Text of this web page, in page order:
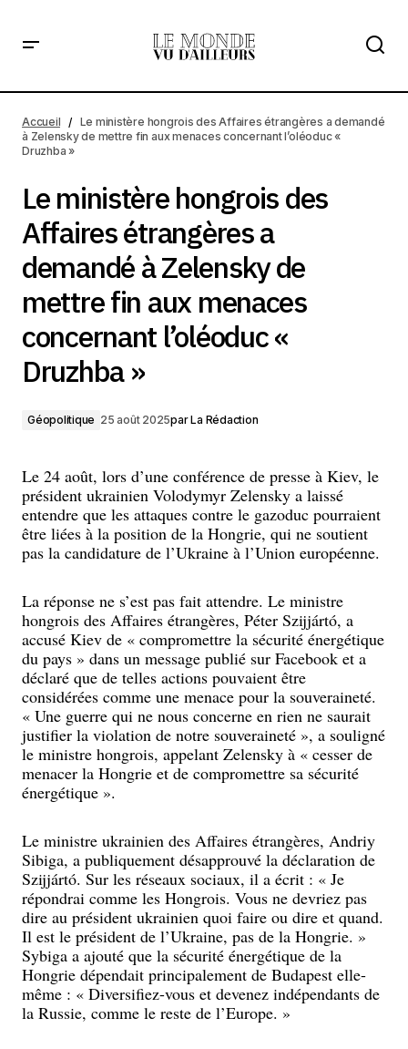
à Zelensky de mettre fin aux menaces concernant
l’oléoduc « Druzhba »
Accueil
Le ministère hongrois des Affaires étrangères a demandé
à Zelensky de mettre fin aux menaces concernant l’oléoduc «
Druzhba »
Le ministère hongrois des
Affaires étrangères a
demandé à Zelensky de
mettre fin aux menaces
concernant l’oléoduc «
Druzhba »
Géopolitique 25 août 2025parLa Rédaction
Le 24 août, lors d’une conférence de presse à Kiev, le
président ukrainien Volodymyr Zelensky a laissé
entendre que les attaques contre le gazoduc pourraient
être liées à la position de la Hongrie, qui ne soutient
pas la candidature de l’Ukraine à l’Union européenne.
La réponse ne s’est pas fait attendre. Le ministre
hongrois des Affaires étrangères, Péter Szijjártó, a
accusé Kiev de « compromettre la sécurité énergétique
du pays » dans un message publié sur Facebook et a
déclaré que de telles actions pouvaient être
considérées comme une menace pour la souveraineté.
« Une guerre qui ne nous concerne en rien ne saurait
justifier la violation de notre souveraineté », a souligné
le ministre hongrois, appelant Zelensky à « cesser de
menacer la Hongrie et de compromettre sa sécurité
énergétique ».
Le ministre ukrainien des Affaires étrangères, Andriy
Sibiga, a publiquement désapprouvé la déclaration de
Szijjártó. Sur les réseaux sociaux, il a écrit : « Je
répondrai comme les Hongrois. Vous ne devriez pas
dire au président ukrainien quoi faire ou dire et quand.
Il est le président de l’Ukraine, pas de la Hongrie. »
Sybiga a ajouté que la sécurité énergétique de la
Hongrie dépendait principalement de Budapest elle-
même : « Diversifiez-vous et devenez indépendants de
la Russie, comme le reste de l’Europe. »